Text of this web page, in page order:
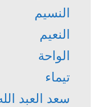
النسيم
النعيم
الواحة
تيماء
سعد العبد